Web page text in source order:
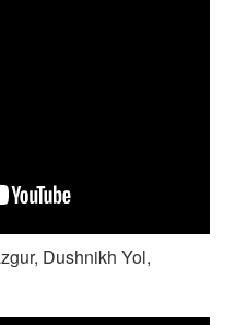
Dushnikh Yol,